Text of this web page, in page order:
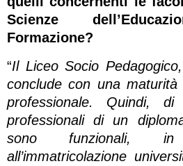
Scienze
Formazione?
“Il Liceo Socio
conclude con una
professionale. Quindi,
professionali di un
sono funzionali,
all’immatricolazione